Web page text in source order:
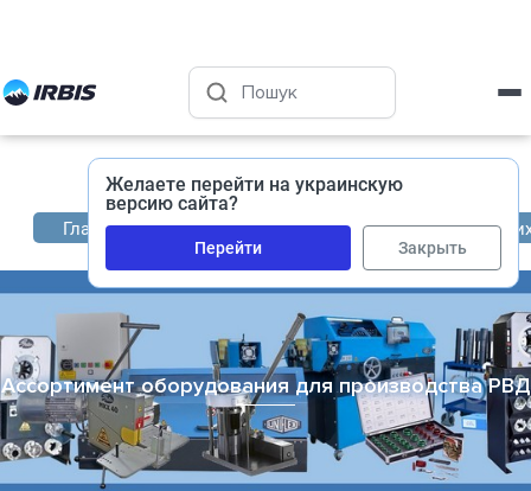
Желаете перейти на украинскую
версию сайта?
Перейти Закрыть
Главная Каталог промышленных
Ассортимент оборудования для производства РВД